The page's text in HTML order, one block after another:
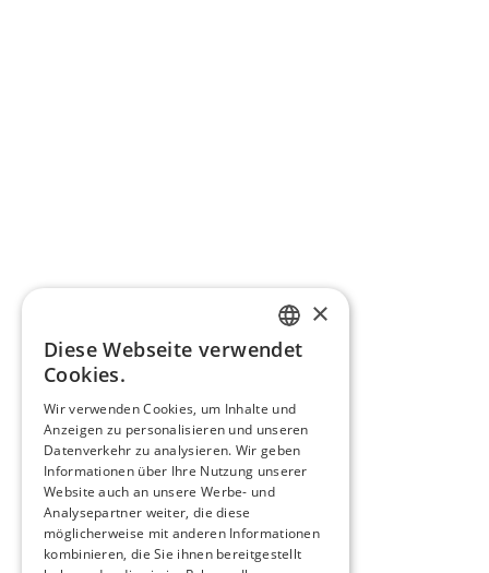
ENGLISH
GERMAN
FRENCH
×
Diese Webseite verwendet
Cookies.
Wir verwenden Cookies, um Inhalte und
Anzeigen zu personalisieren und unseren
Datenverkehr zu analysieren. Wir geben
Informationen über Ihre Nutzung unserer
Website auch an unsere Werbe- und
Analysepartner weiter, die diese
möglicherweise mit anderen Informationen
kombinieren, die Sie ihnen bereitgestellt